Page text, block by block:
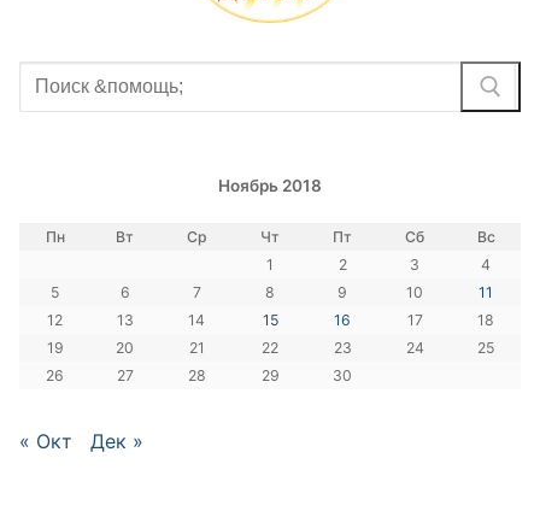
Найти:
Ноябрь 2018
Пн Вт Ср Чт Пт Сб
Вс
1
2 3
4
5
6 7 8 9 10
11
12
13 14 15 16 17
18
19
20 21 22 23 24
25
26
27 28 29 30
« Окт Дек »